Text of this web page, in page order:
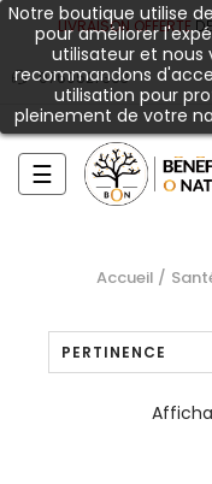
0760527393
LIVRAISON OFFERTE
Basculer
la
☰
Notre boutique utilise
pour améliorer
utilisateur et nous
recommandons
utilisation pour
pleinement de votre
Accueil
PERTINENCE